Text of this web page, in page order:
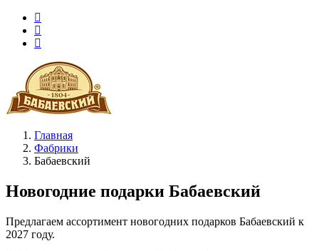
Главная
Фабрики
Бабаевский
Новогодние подарки Бабаевский
Предлагаем ассортимент новогодних подарков Бабаевский к
2027 году.